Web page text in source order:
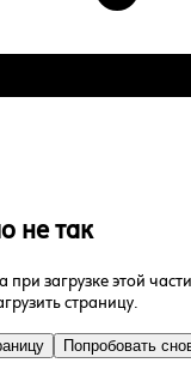
не так
при загрузке этой
страницу.
Попробовать